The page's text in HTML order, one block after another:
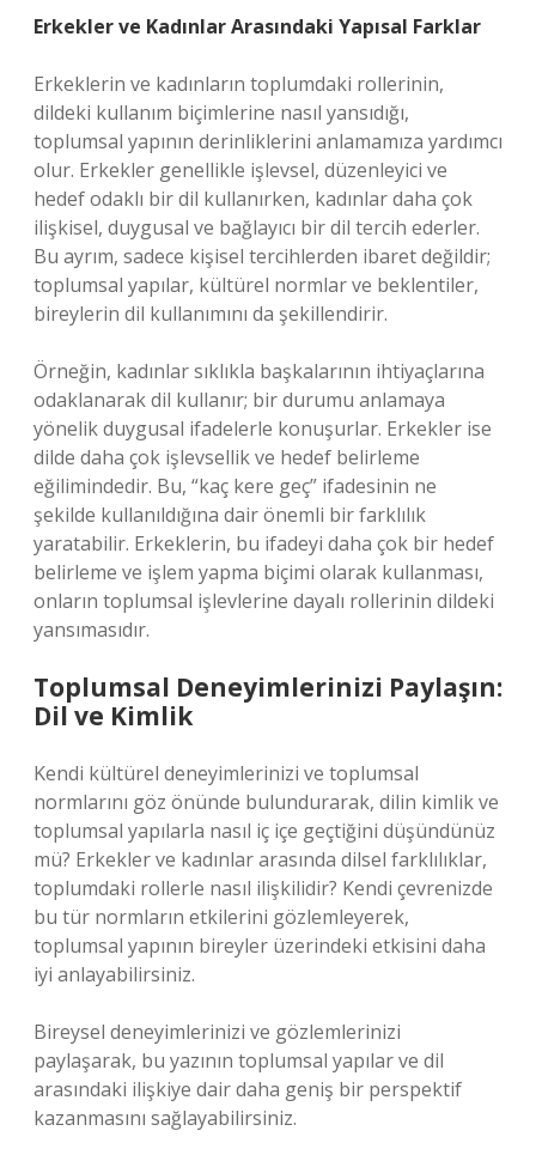
Erkekler ve Kadınlar Arasındaki Yapısal Farklar
Erkeklerin ve kadınların toplumdaki rollerinin,
dildeki kullanım biçimlerine nasıl yansıdığı,
toplumsal yapının derinliklerini anlamamıza yardımcı
olur. Erkekler genellikle işlevsel, düzenleyici ve
hedef odaklı bir dil kullanırken, kadınlar daha çok
ilişkisel, duygusal ve bağlayıcı bir dil tercih ederler.
Bu ayrım, sadece kişisel tercihlerden ibaret değildir;
toplumsal yapılar, kültürel normlar ve beklentiler,
bireylerin dil kullanımını da şekillendirir.
Örneğin, kadınlar sıklıkla başkalarının ihtiyaçlarına
odaklanarak dil kullanır; bir durumu anlamaya
yönelik duygusal ifadelerle konuşurlar. Erkekler ise
dilde daha çok işlevsellik ve hedef belirleme
eğilimindedir. Bu, “kaç kere geç” ifadesinin ne
şekilde kullanıldığına dair önemli bir farklılık
yaratabilir. Erkeklerin, bu ifadeyi daha çok bir hedef
belirleme ve işlem yapma biçimi olarak kullanması,
onların toplumsal işlevlerine dayalı rollerinin dildeki
yansımasıdır.
Toplumsal Deneyimlerinizi Paylaşın:
Dil ve Kimlik
Kendi kültürel deneyimlerinizi ve toplumsal
normlarını göz önünde bulundurarak, dilin kimlik ve
toplumsal yapılarla nasıl iç içe geçtiğini düşündünüz
mü? Erkekler ve kadınlar arasında dilsel farklılıklar,
toplumdaki rollerle nasıl ilişkilidir? Kendi çevrenizde
bu tür normların etkilerini gözlemleyerek,
toplumsal yapının bireyler üzerindeki etkisini daha
iyi anlayabilirsiniz.
Bireysel deneyimlerinizi ve gözlemlerinizi
paylaşarak, bu yazının toplumsal yapılar ve dil
arasındaki ilişkiye dair daha geniş bir perspektif
kazanmasını sağlayabilirsiniz.